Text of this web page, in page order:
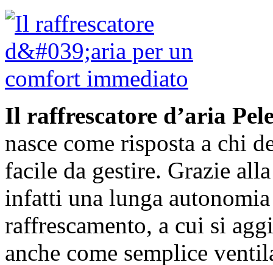
Il raffrescatore d’aria
nasce come risposta a chi
facile da gestire. Grazie
infatti una lunga
raffrescamento, a cui si
anche come semplice